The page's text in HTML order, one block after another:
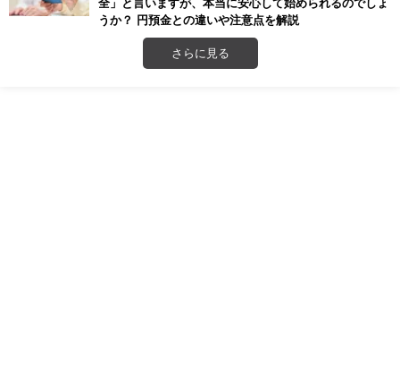
全」と言いますが、本当に安心して始められるのでしょ
うか？ 円預金との違いや注意点を解説
さらに見る